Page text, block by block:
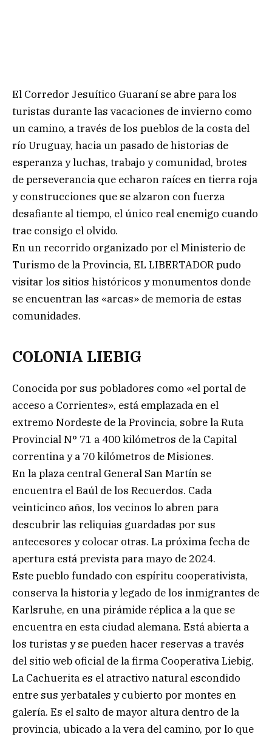
El Corredor Jesuítico Guaraní se abre para los
turistas durante las vacaciones de invierno como
un camino, a través de los pueblos de la costa del
río Uruguay, hacia un pasado de historias de
esperanza y luchas, trabajo y comunidad, brotes
de perseverancia que echaron raíces en tierra roja
y construcciones que se alzaron con fuerza
desafiante al tiempo, el único real enemigo cuando
trae consigo el olvido.
En un recorrido organizado por el Ministerio de
Turismo de la Provincia, EL LIBERTADOR pudo
visitar los sitios históricos y monumentos donde
se encuentran las «arcas» de memoria de estas
comunidades.
COLONIA LIEBIG
Conocida por sus pobladores como «el portal de
acceso a Corrientes», está emplazada en el
extremo Nordeste de la Provincia, sobre la Ruta
Provincial N° 71 a 400 kilómetros de la Capital
correntina y a 70 kilómetros de Misiones.
En la plaza central General San Martín se
encuentra el Baúl de los Recuerdos. Cada
veinticinco años, los vecinos lo abren para
descubrir las reliquias guardadas por sus
antecesores y colocar otras. La próxima fecha de
apertura está prevista para mayo de 2024.
Este pueblo fundado con espíritu cooperativista,
conserva la historia y legado de los inmigrantes de
Karlsruhe, en una pirámide réplica a la que se
encuentra en esta ciudad alemana. Está abierta a
los turistas y se pueden hacer reservas a través
del sitio web oficial de la firma Cooperativa Liebig.
La Cachuerita es el atractivo natural escondido
entre sus yerbatales y cubierto por montes en
galería. Es el salto de mayor altura dentro de la
provincia, ubicado a la vera del camino, por lo que